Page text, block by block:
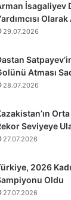
İsagaliyev
Olarak
29.07.2026
Atması
28.07.2026
Seviyeye
27.07.2026
2026
Oldu
27.07.2026